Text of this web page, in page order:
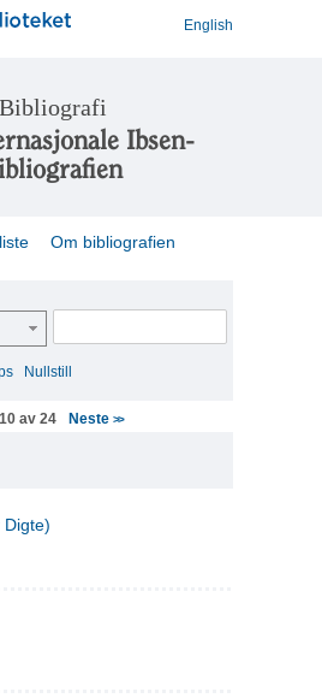
English
Bibliografi
Ibsen-
Om bibliografien
Nullstill
av 24 Neste>>
Digte)